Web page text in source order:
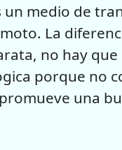
un medio de
La
no hay
porque no
una